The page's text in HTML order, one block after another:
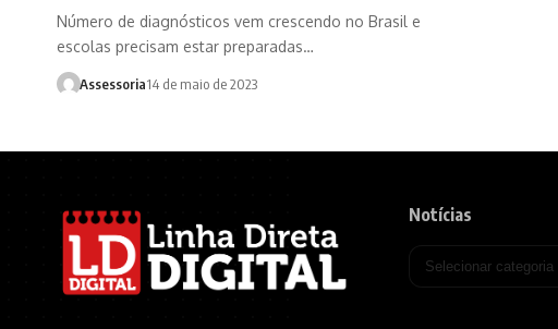
Número de diagnósticos vem crescendo no Brasil e
escolas precisam estar preparadas…
Assessoria14 de maio de 2023
Notícias